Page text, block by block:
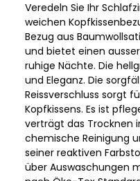
Veredeln Sie Ihr
weichen
Bezug aus
und bietet einen
ruhige Nächte. Die
und Eleganz. Die
Reissverschluss sorgt
Kopfkissens. Es ist
verträgt das Trocknen
chemische Reinigung
seiner reaktiven
über Auswaschungen